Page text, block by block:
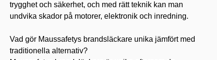
trygghet och säkerhet, och med rätt teknik kan man
undvika skador på motorer, elektronik och inredning.
Vad gör Maussafetys brandsläckare unika jämfört med
traditionella alternativ?